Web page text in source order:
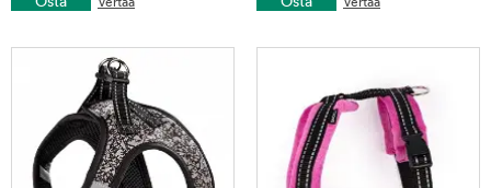
Vertaa Vertaa